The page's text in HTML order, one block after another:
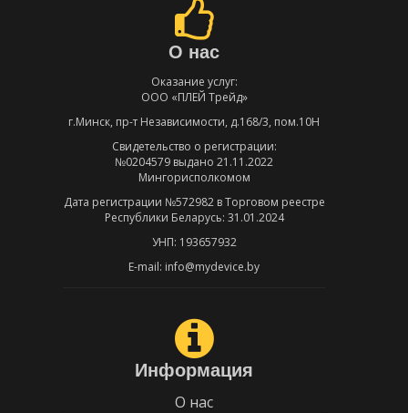
О нас
Оказание услуг:
ООО «ПЛЕЙ Трейд»
г.Минск, пр-т Независимости, д.168/3, пом.10Н
Свидетельство о регистрации:
№0204579 выдано 21.11.2022
Мингорисполкомом
Дата регистрации №572982 в Торговом реестре
Республики Беларусь: 31.01.2024
УНП: 193657932
E-mail: info@mydevice.by
Информация
О нас